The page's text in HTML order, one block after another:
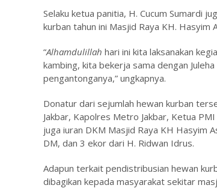
Selaku ketua panitia, H. Cucum Sumardi
kurban tahun ini Masjid Raya KH. Hasyim
“Alhamdulillah hari ini kita laksanakan
kambing, kita bekerja sama dengan
pengantonganya,” ungkapnya.
Donatur dari sejumlah hewan kurban
Jakbar, Kapolres Metro Jakbar, Ketua
juga iuran DKM Masjid Raya KH Hasyim
DM, dan 3 ekor dari H. Ridwan Idrus.
Adapun terkait pendistribusian hewan
dibagikan kepada masyarakat sekitar